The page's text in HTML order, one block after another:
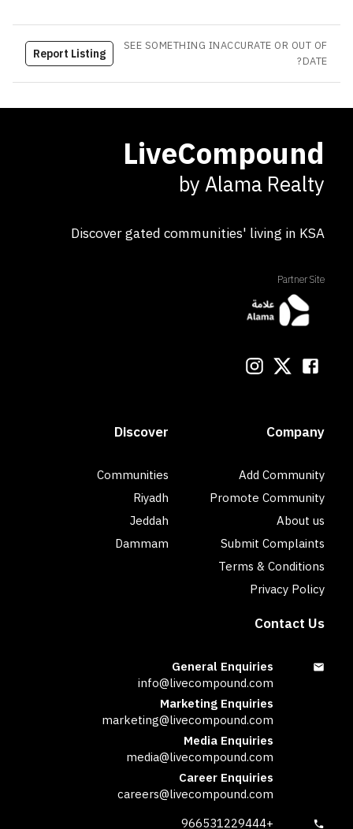
SEE SOMETHING INACCURATE OR OUT OF
DATE?
Report Listing
LiveCompound
by Alama Realty
Discover gated communities' living in KSA
Partner Site
Company
Add Community
Promote Community
About us
Submit Complaints
Terms & Conditions
Privacy Policy
Discover
Communities
Riyadh
Jeddah
Dammam
Contact Us
General Enquiries
info@livecompound.com
Marketing Enquiries
marketing@livecompound.com
Media Enquiries
media@livecompound.com
Career Enquiries
careers@livecompound.com
+966531229444